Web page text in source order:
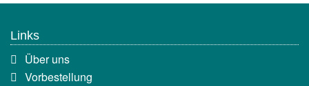
Links
Navigation
überspringen
Über uns
Vorbestellung